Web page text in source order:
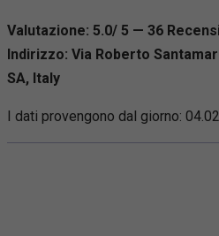
Valutazione: 5.0/ 5 — 36 R
Indirizzo: Via Roberto
SA, Italy
I dati provengono dal giorno: